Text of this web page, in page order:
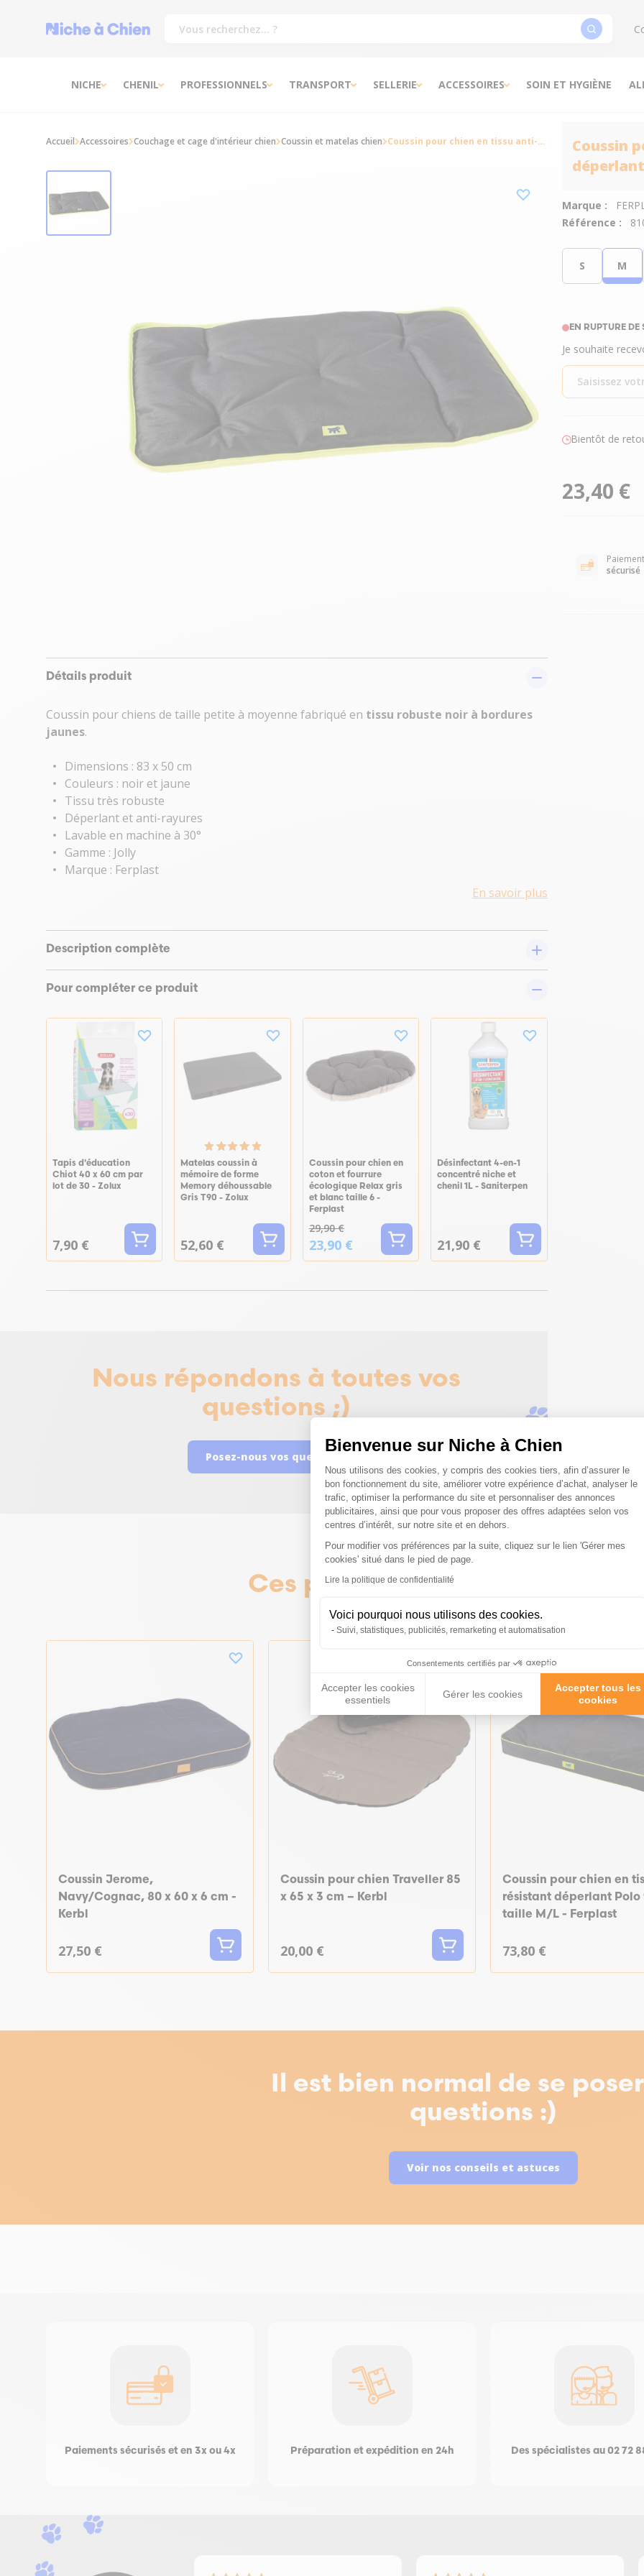
Bienvenue sur Niche à Chien
Plateforme de Gestion du
Nous utilisons des cookies, y compris des cookies tiers, afin d’assurer le
bon fonctionnement du site, améliorer votre expérience d’achat, analyser le
trafic, optimiser la performance du site et personnaliser des annonces
publicitaires, ainsi que pour vous proposer des offres adaptées selon vos
centres d’intérêt, sur notre site et en dehors.
Pour modifier vos préférences par la suite, cliquez sur le lien 'Gérer mes
cookies' situé dans le pied de page.
Lire la politique de confidentialité
Voici pourquoi nous utilisons des cookies.
Suivi, statistiques, publicités, remarketing et automatisation
Consentements certifiés par
Accepter les cookies
essentiels
Gérer les cookies
Accepter tous les
cookies
Axeptio consent
NICHE CHENIL PROFESSIONNELS TRANSPORT SELLERIE ACCESSOIRES SOIN ET HYGIÈNE
Coussin
Marque :
Référence :
S M
EN RUPTURE DE
Je souhaite
Bientôt de
23,40 €
Paiement
sécurisé
Détails produit
Coussin pour chiens de taille petite à moyenne fabriqué en tissu robuste noir à bordures
jaunes.
Dimensions : 83 x 50 cm
Couleurs : noir et jaune
Tissu très robuste
Déperlant et anti-rayures
Lavable en machine à 30°
Gamme : Jolly
Marque : Ferplast
En savoir plus
Description complète
Pour compléter ce produit
Tapis d'éducation
Chiot 40 x 60 cm par
lot de 30 - Zolux
7,90 €
Matelas coussin à
mémoire de forme
Memory déhoussable
Gris T90 - Zolux
52,60 €
Coussin pour chien en
coton et fourrure
écologique Relax gris
et blanc taille 6 -
Ferplast
29,90 €
23,90 €
Désinfectant 4-en-1
concentré niche et
chenil 1L - Saniterpen
21,90 €
Nous répondons à toutes vos
questions ;)
Posez-nous vos questions
Accueil Accessoires Couchage et cage d'intérieur chien Coussin et matelas chien Coussin pour chien en tissu anti-rayures déperlant Jolly 85 noir - Ferplast
Ces produits peuvent vous
Coussin Jerome,
Navy/Cognac, 80 x 60 x 6 cm -
Kerbl
27,50 €
Coussin pour chien Traveller 85
x 65 x 3 cm – Kerbl
20,00 €
Coussin pour chien en
résistant déperlant Polo
taille M/L - Ferplast
73,80 €
Il est bien normal de se
questions :)
Voir nos conseils et astuces
Paiements sécurisés et en 3x ou 4x Préparation et expédition en 24h Des spécialistes au 02 72